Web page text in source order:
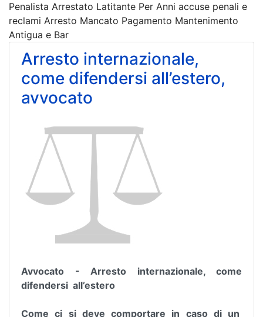
Penalista Arrestato Latitante Per Anni accuse penali e
reclami Arresto Mancato Pagamento Mantenimento
Antigua e Bar
Arresto internazionale,
come difendersi all’estero,
avvocato
Avvocato - Arresto internazionale, come
difendersi all’estero
Come ci si deve comportare in caso di un